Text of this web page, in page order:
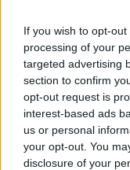
If you wish to opt-
processing of your
targeted advertising
section to confirm
opt-out request is
interest-based ads
us or personal
your opt-out. You
disclosure of your
Just lovely!